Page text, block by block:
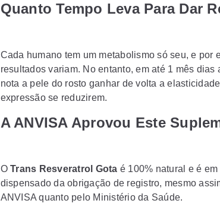
Quanto Tempo Leva Para Dar
Cada humano tem um metabolismo só seu, e por
resultados variam. No entanto, em até 1 mês
nota a pele do rosto ganhar de volta a
expressão se reduzirem.
A ANVISA Aprovou Este
O Trans Resveratrol Gota é 100% natural e é
dispensado da obrigação de registro, mesmo
ANVISA quanto pelo Ministério da Saúde.